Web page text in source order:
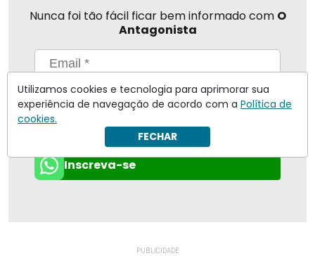
Nunca foi tão fácil ficar bem informado com O
Antagonista
Eu concordo em receber notificações | Para obter mais
informações reveja nossaPolítica de Privacidade.
Enviar
Inscreva-se
Utilizamos cookies e tecnologia para aprimorar sua
experiência de navegação de acordo com a Política de
cookies.
FECHAR